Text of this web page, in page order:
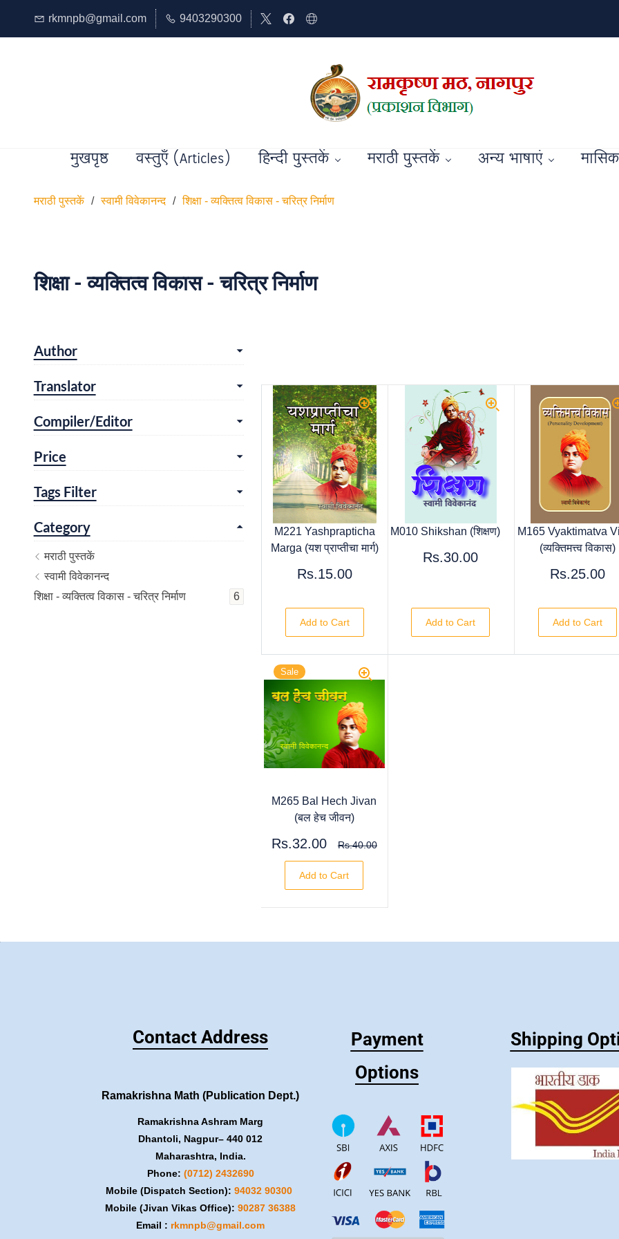
rkmnpb@gmail.com 9403290300
मुखपृष्ठ वस्तुएँ (Articles) हिन्दी पुस्तकें मराठी पुस्तकें अन्य भाषाएं
मराठी पुस्तकें / स्वामी विवेकानन्द / शिक्षा - व्यक्तित्व विकास - चरित्र निर्माण
शिक्षा - व्यक्तित्व विकास - चरित्र निर्माण
Author
Translator
Compiler/Editor
Price
Tags Filter
Category
मराठी पुस्तकें
स्वामी विवेकानन्द
शिक्षा - व्यक्तित्व विकास - चरित्र निर्माण
6
M221 Yashprapticha
Marga (यश प्राप्तीचा मार्ग)
Rs.15.00
Add to Cart
M010 Shikshan (शिक्षण)
Rs.30.00
Add to Cart
M165 Vyaktimatva
(व्यक्तिमत्त्व विकास)
Rs.25.00
Add to Cart
Sale
M265 Bal Hech Jivan
(बल हेच जीवन)
Rs.32.00 Rs.40.00
Add to Cart
Contact Address
Ramakrishna Math (Publication Dept.)
Ramakrishna Ashram Marg
Dhantoli, Nagpur– 440 012
Maharashtra, India.
Phone: (0712) 2432690
Mobile (Dispatch Section): ​94032 90300
Mobile (Jivan Vikas Office): ​90287 36388
Email : rkmnpb@gmail.com
Payment
Options
Shipping